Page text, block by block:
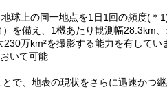
球上の同一地点を1日1回の頻度(＊
）を備え、1機あたり観測幅28.3km
万km²を撮影する能力を有してい
いて可能
で、地表の現状をさらに迅速かつ